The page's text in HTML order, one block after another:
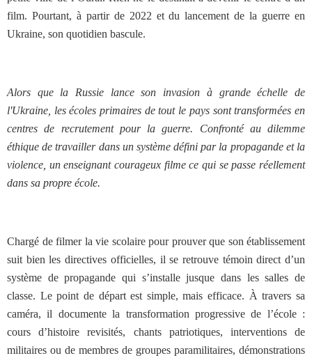
film. Pourtant, à partir de 2022 et du lancement de la guerre en
Ukraine, son quotidien bascule.
Alors que la Russie lance son invasion à grande échelle de
l'Ukraine, les écoles primaires de tout le pays sont transformées en
centres de recrutement pour la guerre. Confronté au dilemme
éthique de travailler dans un système défini par la propagande et la
violence, un enseignant courageux filme ce qui se passe réellement
dans sa propre école.
Chargé de filmer la vie scolaire pour prouver que son établissement
suit bien les directives officielles, il se retrouve témoin direct d’un
système de propagande qui s’installe jusque dans les salles de
classe. Le point de départ est simple, mais efficace. À travers sa
caméra, il documente la transformation progressive de l’école :
cours d’histoire revisités, chants patriotiques, interventions de
militaires ou de membres de groupes paramilitaires, démonstrations